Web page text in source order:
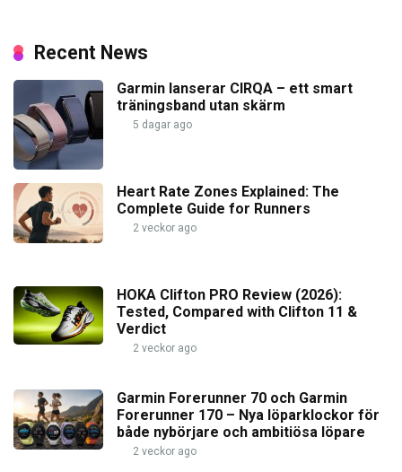
Recent News
Garmin lanserar CIRQA – ett smart
träningsband utan skärm
5 dagar ago
Heart Rate Zones Explained: The
Complete Guide for Runners
2 veckor ago
HOKA Clifton PRO Review (2026):
Tested, Compared with Clifton 11 &
Verdict
2 veckor ago
Garmin Forerunner 70 och Garmin
Forerunner 170 – Nya löparklockor för
både nybörjare och ambitiösa löpare
2 veckor ago